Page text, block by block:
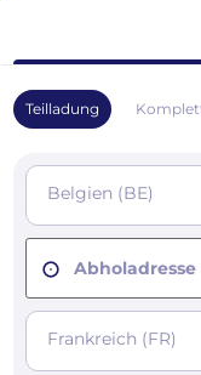
Teilladung
Belgien (BE)
Abholadresse
Frankreich (FR)